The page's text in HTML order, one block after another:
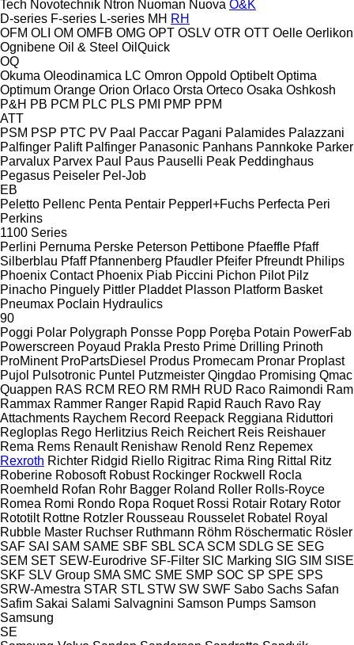
Tech Novotechnik Ntron Nuoman Nuova O&K
D-series F-series L-series MH RH
OFM OLI OM OMFB OMG OPT OSLV OTR OTT Oelle Oerlikon
Ognibene Oil & Steel OilQuick
OQ
Okuma Oleodinamica LC Omron Oppold Optibelt Optima
Optimum Orange Orion Orlaco Orsta Orteco Osaka Oshkosh
P&H PB PCM PLC PLS PMI PMP PPM
ATT
PSM PSP PTC PV Paal Paccar Pagani Palamides Palazzani
Palfinger Palift Palfinger Panasonic Panhans Pannkoke Parker
Parvalux Parvex Paul Paus Pauselli Peak Peddinghaus
Pegasus Peiseler Pel-Job
EB
Peletto Pellenc Penta Pentair Pepperl+Fuchs Perfecta Peri
Perkins
1100 Series
Perlini Pernuma Perske Peterson Pettibone Pfaeffle Pfaff
Silberblau Pfaff Pfannenberg Pfaudler Pfeifer Pfreundt Philips
Phoenix Contact Phoenix Piab Piccini Pichon Pilot Pilz
Pinacho Pinguely Pittler Pladdet Plasson Platform Basket
Pneumax Poclain Hydraulics
90
Poggi Polar Polygraph Ponsse Popp Poręba Potain PowerFab
Powerscreen Poyaud Prakla Presto Prime Drilling Prinoth
ProMinent ProPartsDiesel Produs Promecam Pronar Proplast
Pujol Pulsotronic Puntel Putzmeister Qingdao Promising Qmac
Quappen RAS RCM REO RM RMH RUD Raco Raimondi Ram
Rammax Rammer Ranger Rapid Rapid Rauch Ravo Ray
Attachments Raychem Record Reepack Reggiana Riduttori
Regloplas Rego Herlitzius Reich Reichert Reis Reishauer
Rema Rems Renault Renishaw Renold Renz Repemex
Rexroth Richter Ridgid Riello Rigitrac Rima Ring Rittal
Ritz
Roberine Robosoft Robust Rockinger Rockwell
Rocla
Roemheld Rofan Rohr Bagger Roland Roller Rolls-Royce
Romea Romi Rondo Ropa Roquet Rossi Rotair Rotary Rotor
Rototilt Rottne Rotzler Rousseau Rousselet Robatel Royal
Rubble Master Ruchser Ruthmann Röhm Röschermatic Rösler
SAF SAI SAM SAME SBF SBL SCA SCM SDLG SE SEG
SEM SET SEW-Eurodrive SF-Filter SIC Marking SIG SIM SISE
SKF SLV Group SMA SMC SME SMP SOC SP SPE SPS
SRW-Amestra STAR STL STW SW SWF Sabo Sachs Safan
Safim Sakai Salami Salvagnini Samson Pumps Samson
Samsung
SE